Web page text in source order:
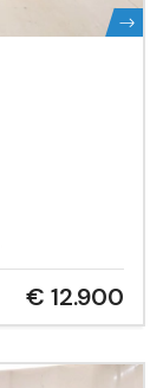
€ 12.900